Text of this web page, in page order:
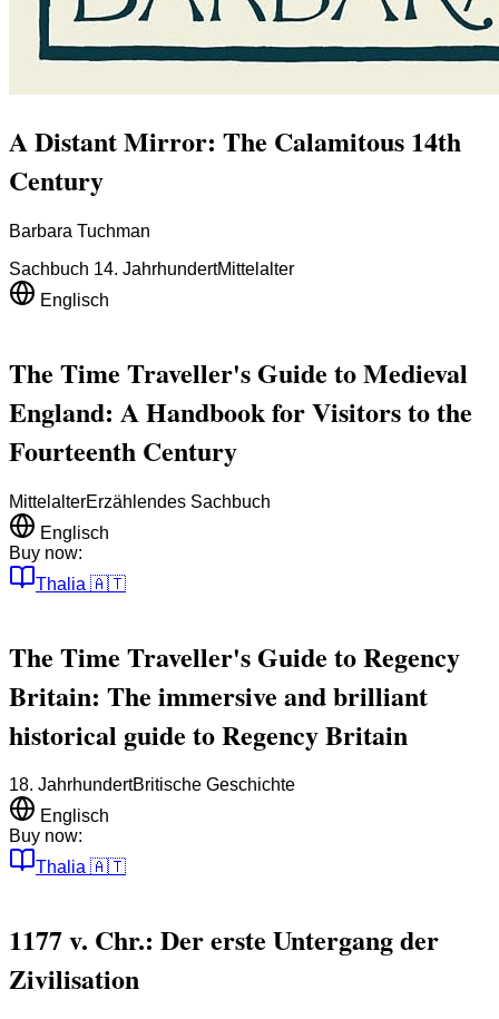
A Distant Mirror: The Calamitous 14th
Century
Barbara Tuchman
Sachbuch 14. JahrhundertMittelalter
Englisch
The Time Traveller's Guide to Medieval
England: A Handbook for Visitors to the
Fourteenth Century
MittelalterErzählendes Sachbuch
Englisch
Buy now:
Thalia 🇦🇹
The Time Traveller's Guide to Regency
Britain: The immersive and brilliant
historical guide to Regency Britain
18. JahrhundertBritische Geschichte
Englisch
Buy now:
Thalia 🇦🇹
1177 v. Chr.: Der erste Untergang der
Zivilisation